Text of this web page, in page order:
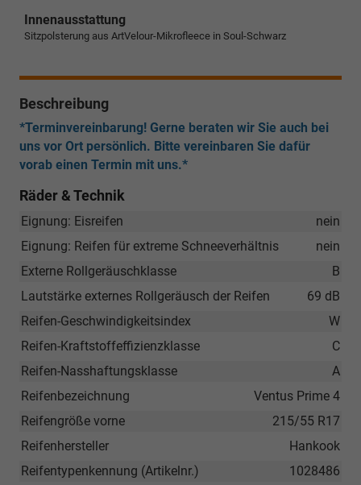
Innenausstattung
Sitzpolsterung aus ArtVelour-Mikrofleece in Soul-Schwarz
Beschreibung
*Terminvereinbarung! Gerne beraten wir Sie auch bei
uns vor Ort persönlich. Bitte vereinbaren Sie dafür
vorab einen Termin mit uns.*
Räder & Technik
nein
Eignung: Eisreifen
nein
Eignung: Reifen für extreme Schneeverhältnis
B
Externe Rollgeräuschklasse
69 dB
Lautstärke externes Rollgeräusch der Reifen
W
Reifen-Geschwindigkeitsindex
C
Reifen-Kraftstoffeffizienzklasse
A
Reifen-Nasshaftungsklasse
Ventus Prime 4
Reifenbezeichnung
215/55 R17
Reifengröße vorne
Hankook
Reifenhersteller
1028486
Reifentypenkennung (Artikelnr.)